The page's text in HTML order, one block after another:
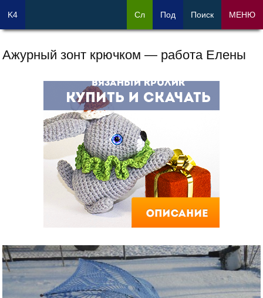
Ажурный зонт крючком — работа Елены
K4 Сл Под Поиск МЕНЮ